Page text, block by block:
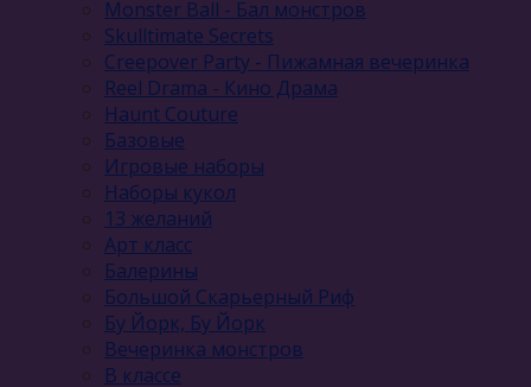
Monster Ball - Бал монстров
Skulltimate Secrets
Creepover Party - Пижамная вечеринка
Reel Drama - Кино Драма
Haunt Couture
Базовые
Игровые наборы
Наборы кукол
13 желаний
Арт класс
Балерины
Большой Скарьерный Риф
Бу Йорк, Бу Йорк
Вечеринка монстров
В классе